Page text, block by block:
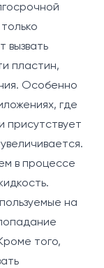
вызвать
пластин,
Особенно
где
присутствует
в процессе
на
того,